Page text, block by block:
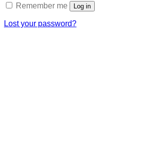
Remember me Log in
Lost your password?